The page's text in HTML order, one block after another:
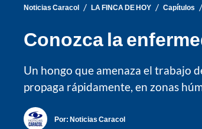
Noticias Caracol / LA FINCA DE HOY / Capítulos /
Conozca la
Un hongo que amenaza el trabajo
propaga rápidamente, en zonas
Por: Noticias Caracol